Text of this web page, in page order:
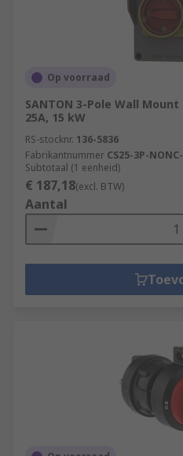
Op voorraad
SANTON 3-Pole Wall
25A, 15 kW
RS-stocknr. 136-5836
Fabrikantnummer CS25-3P-
Subtotaal (1 eenheid)
€ 187,18(excl. BTW)
Aantal